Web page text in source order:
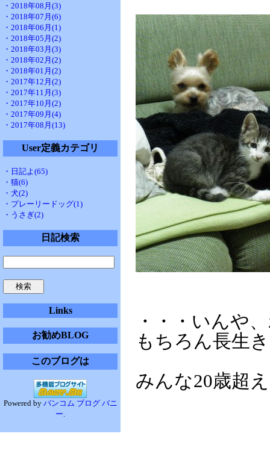
・2018年08月(3)
・2018年07月(6)
・2018年06月(1)
・2018年05月(2)
・2018年03月(3)
・2018年02月(2)
・2018年01月(2)
・2017年12月(2)
・2017年11月(3)
・2017年10月(2)
・2017年09月(4)
・2017年08月(13)
User定義カテゴリ
・日記よ(65)
・猫(6)
・犬(2)
・プレーリードッグ(1)
・うさぎ(2)
日記検索
Links
お勧めBLOG
このブログは
Powered by バンコム ブログ バニ
ー.
・・・いんや
もちろん長生
みんな20歳超